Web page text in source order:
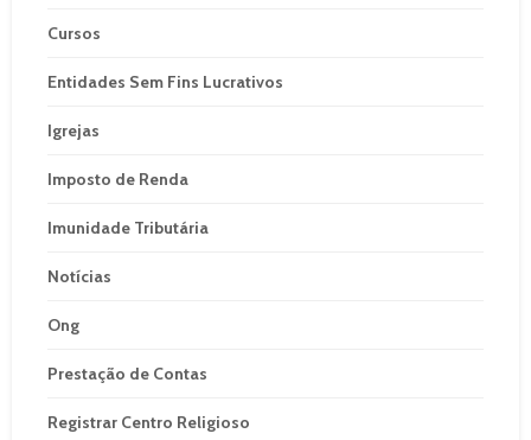
Cursos
Entidades Sem Fins Lucrativos
Igrejas
Imposto de Renda
Imunidade Tributária
Notícias
Ong
Prestação de Contas
Registrar Centro Religioso